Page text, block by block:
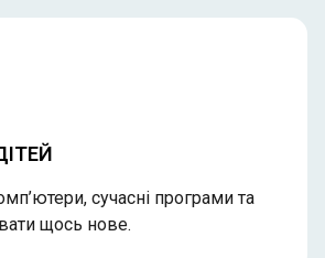
сучасні програми та
щось нове.